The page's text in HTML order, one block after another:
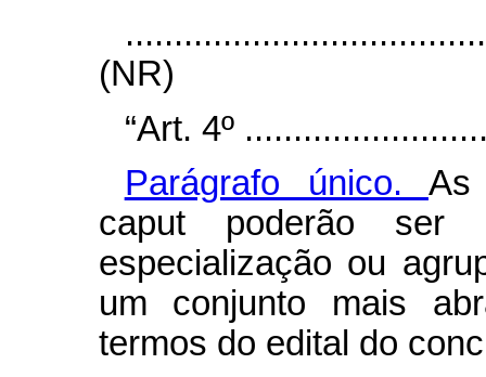
(NR)
“Art. 4º
Parágrafo único. As
caput poderão ser
especialização ou
um conjunto mais
termos do edital do